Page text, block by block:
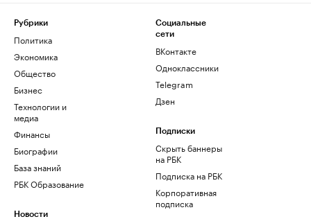
Рубрики
Политика
Экономика
Общество
Бизнес
Технологии и
медиа
Финансы
Биографии
База знаний
РБК Образование
Новости
Социальные
сети
ВКонтакте
Одноклассники
Telegram
Дзен
Подписки
Скрыть баннеры
на РБК
Подписка на РБК
Корпоративная
подписка